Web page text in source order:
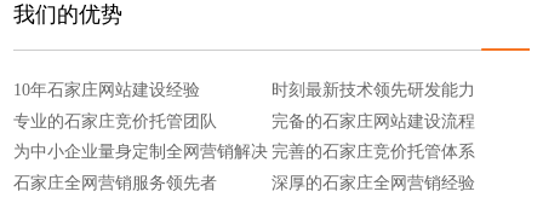
我们的优势
10年石家庄网站建设经验
专业的石家庄竞价托管团队
为中小企业量身定制全网营销解决
方案
石家庄全网营销服务领先者
时刻最新技术领先研发能力
完备的石家庄网站建设流程
完善的石家庄竞价托管体系
深厚的石家庄全网营销经验